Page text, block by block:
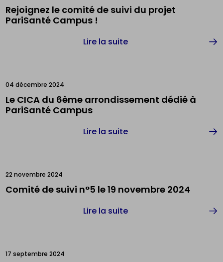
Rejoignez le comité de suivi du projet
PariSanté Campus !
Lire la suite
04 décembre 2024
Le CICA du 6ème arrondissement dédié à
PariSanté Campus
Lire la suite
22 novembre 2024
Comité de suivi n°5 le 19 novembre 2024
Lire la suite
17 septembre 2024